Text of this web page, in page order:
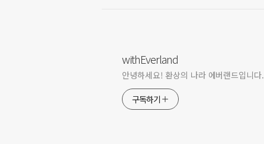
withEverland
안녕하세요! 환상의 나라 에버랜드입니다.
구독하기